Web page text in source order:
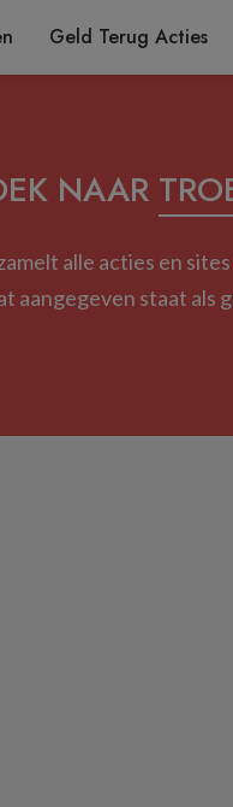
Geld Terug Acties
NAAR
alle acties en
aangegeven staat als